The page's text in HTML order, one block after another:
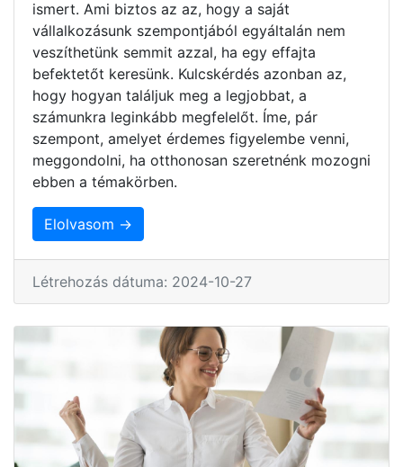
ismert. Ami biztos az az, hogy a saját
vállalkozásunk szempontjából egyáltalán nem
veszíthetünk semmit azzal, ha egy effajta
befektetőt keresünk. Kulcskérdés azonban az,
hogy hogyan találjuk meg a legjobbat, a
számunkra leginkább megfelelőt. Íme, pár
szempont, amelyet érdemes figyelembe venni,
meggondolni, ha otthonosan szeretnénk mozogni
ebben a témakörben.
Elolvasom →
Létrehozás dátuma: 2024-10-27